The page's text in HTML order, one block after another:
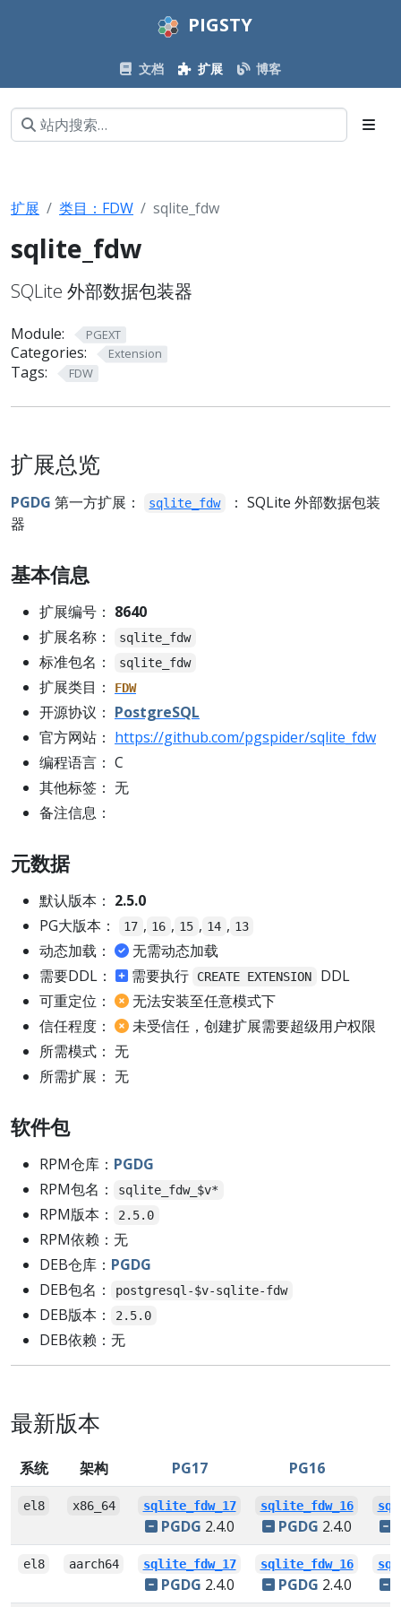
PIGSTY
文档 扩展 博客
扩展 类目：FDW sqlite_fdw
sqlite_fdw
SQLite 外部数据包装器
Module: PGEXT
Categories: Extension
Tags: FDW
扩展总览
PGDG 第一方扩展： sqlite_fdw
： SQLite 外部数据包装
器
基本信息
扩展编号： 8640
扩展名称：
sqlite_fdw
标准包名： sqlite_fdw
扩展类目： FDW
开源协议： PostgreSQL
官方网站： https://github.com/pgspider/sqlite_fdw
编程语言： C
其他标签： 无
备注信息：
元数据
默认版本： 2.5.0
PG大版本：
17 , 16 , 15 , 14 , 13
动态加载：
无需动态加载
需要DDL：
需要执行 CREATE EXTENSION
DDL
可重定位：
无法安装至任意模式下
信任程度：
未受信任，创建扩展需要超级用户权限
所需模式： 无
所需扩展： 无
软件包
RPM仓库： PGDG
RPM包名：
sqlite_fdw_$v*
RPM版本： 2.5.0
RPM依赖：无
DEB仓库： PGDG
DEB包名：
postgresql-$v-sqlite-fdw
DEB版本： 2.5.0
DEB依赖：无
最新版本
系统 架构 PG17 PG16
el8 x86_64 sqlite_fdw_17
PGDG 2.4.0
sqlite_fdw_16
PGDG 2.4.0
el8 aarch64 sqlite_fdw_17
PGDG 2.4.0
sqlite_fdw_16
PGDG 2.4.0